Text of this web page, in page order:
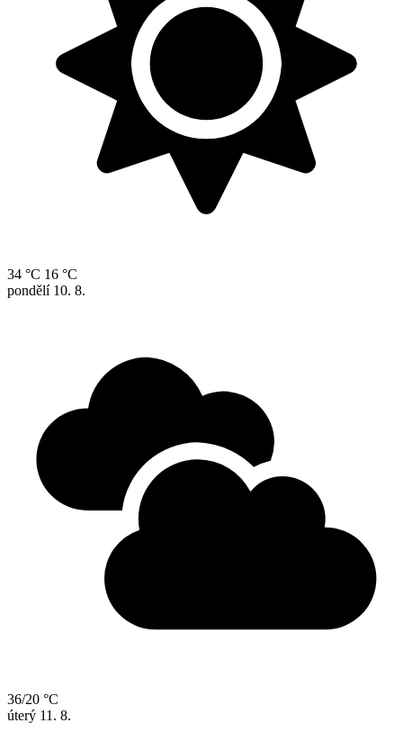
34 °C 16 °C
pondělí 10. 8.
36/20 °C
úterý 11. 8.